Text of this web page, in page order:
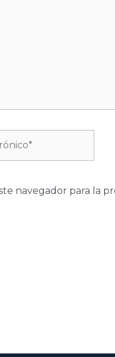
navegador para la